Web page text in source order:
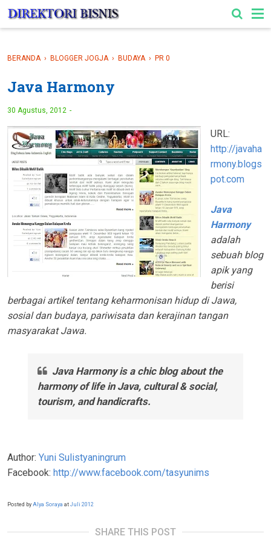
-->
BERANDA › BLOGGER JOGJA › BUDAYA › PR 0
Java Harmony
30 Agustus, 2012
URL:
http://javaha
rmony.blogs
pot.com
Java
Harmony
adalah
sebuah blog
apik yang
berisi
berbagai artikel tentang keharmonisan hidup di Jawa,
sosial dan budaya, pariwisata dan kerajinan tangan
masyarakat Jawa.
Java Harmony is a chic blog about the
harmony of life in Java, cultural & social,
tourism, and handicrafts.
Author: Yuni Sulistyaningrum
Facebook: http://www.facebook.com/tasyunims
Posted by Alya Soraya at Juli 2012
SHARE THIS POST